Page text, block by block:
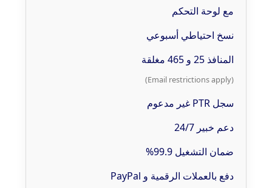
مع لوحة التحكم
نسخ احتياطي أسبوعي
المنافذ 25 و 465 مغلقة
(Email restrictions apply)
سجل PTR غير مدعوم
دعم خبير 24/7
ضمان التشغيل 99.9%
دفع بالعملات الرقمية و PayPal